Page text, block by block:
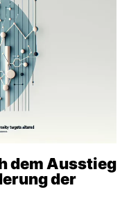
dem Ausstieg
der